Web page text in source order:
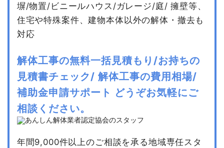
塀/物置/ビニールハウス/ガレージ/庭/ 擁壁等、
住宅や特殊案件、建物本体以外の解体・撤去も
対応
解体工事の無料一括見積もり/お持ちの
見積書チェック/ 解体工事の費用相場/
補助金申請サポート どうぞお気軽にご
相談ください。
年間9,000件以上のご相談を承る地域専任スタ